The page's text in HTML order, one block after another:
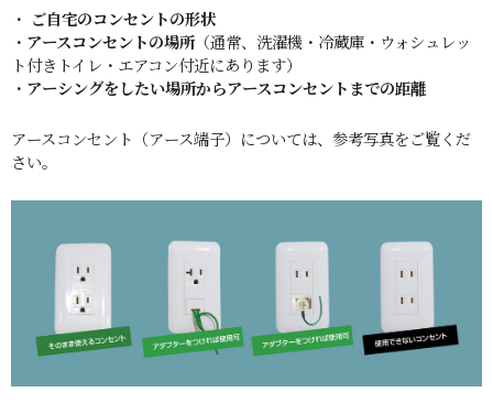
・ ご自宅のコンセントの形状
・ アースコンセントの場所（通常、洗濯機・冷蔵庫・ウォシュレッ
ト付きトイレ・エアコン付近にあります）
・ アーシングをしたい場所からアースコンセントまでの距離
アースコンセント（アース端子）については、参考写真をご覧くだ
さい。